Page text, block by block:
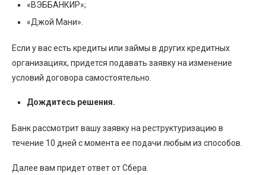
«ВЭББАНКИР»;
«Джой Мани».
Если у вас есть кредиты или займы в других кредитных
организациях, придется подавать заявку на изменение
условий договора самостоятельно.
Дождитесь решения.
Банк рассмотрит вашу заявку на реструктуризацию в
течение 10 дней с момента ее подачи любым из способов.
Далее вам придет ответ от Сбера.